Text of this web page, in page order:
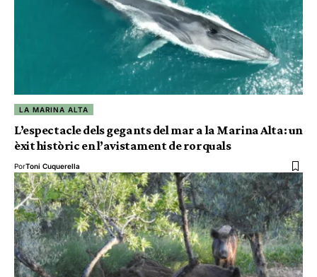
LA MARINA ALTA
L’espectacle dels gegants del mar a la Marina Alta: un
èxit històric en l’avistament de rorquals
PorToni Cuquerella